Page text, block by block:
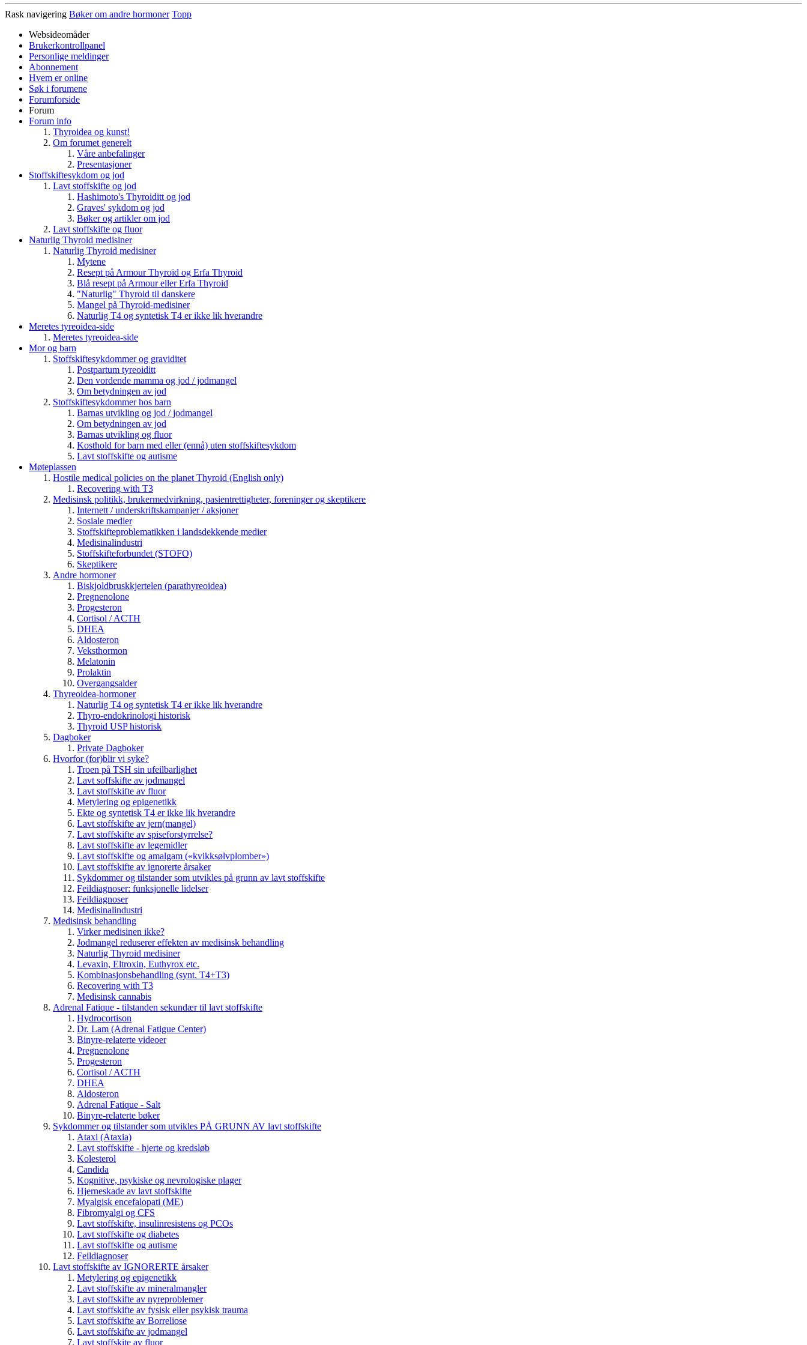
Rask navigering Bøker om andre hormoner Topp
Websideomåder
Brukerkontrollpanel
Personlige meldinger
Abonnement
Hvem er online
Søk i forumene
Forumforside
Forum
Forum info
Thyroidea og kunst!
Om forumet generelt
Våre anbefalinger
Presentasjoner
Stoffskiftesykdom og jod
Lavt stoffskifte og jod
Hashimoto's Thyroiditt og jod
Graves' sykdom og jod
Bøker og artikler om jod
Lavt stoffskifte og fluor
Naturlig Thyroid medisiner
Naturlig Thyroid medisiner
Mytene
Resept på Armour Thyroid og Erfa Thyroid
Blå resept på Armour eller Erfa Thyroid
"Naturlig" Thyroid til danskere
Mangel på Thyroid-medisiner
Naturlig T4 og syntetisk T4 er ikke lik hverandre
Meretes tyreoidea-side
Meretes tyreoidea-side
Mor og barn
Stoffskiftesykdommer og graviditet
Postpartum tyreoiditt
Den vordende mamma og jod / jodmangel
Om betydningen av jod
Stoffskiftesykdommer hos barn
Barnas utvikling og jod / jodmangel
Om betydningen av jod
Barnas utvikling og fluor
Kosthold for barn med eller (ennå) uten stoffskiftesykdom
Lavt stoffskifte og autisme
Møteplassen
Hostile medical policies on the planet Thyroid (English only)
Recovering with T3
Medisinsk politikk, brukermedvirkning, pasientrettigheter, foreninger og skeptikere
Internett / underskriftskampanjer / aksjoner
Sosiale medier
Stoffskifteproblematikken i landsdekkende medier
Medisinalindustri
Stoffskifteforbundet (STOFO)
Skeptikere
Andre hormoner
Biskjoldbruskkjertelen (parathyreoidea)
Pregnenolone
Progesteron
Cortisol / ACTH
DHEA
Aldosteron
Veksthormon
Melatonin
Prolaktin
Overgangsalder
Thyreoidea-hormoner
Naturlig T4 og syntetisk T4 er ikke lik hverandre
Thyro-endokrinologi historisk
Thyroid USP historisk
Dagboker
Private Dagboker
Hvorfor (for)blir vi syke?
Troen på TSH sin ufeilbarlighet
Lavt soffskifte av jodmangel
Lavt stoffskifte av fluor
Metylering og epigenetikk
Ekte og syntetisk T4 er ikke lik hverandre
Lavt stoffskifte av jern(mangel)
Lavt stoffskifte av spiseforstyrrelse?
Lavt stoffskifte av legemidler
Lavt stoffskifte og amalgam («kvikksølvplomber»)
Lavt stoffskifte av ignorerte årsaker
Sykdommer og tilstander som utvikles på grunn av lavt stoffskifte
Feildiagnoser: funksjonelle lidelser
Feildiagnoser
Medisinalindustri
Medisinsk behandling
Virker medisinen ikke?
Jodmangel reduserer effekten av medisinsk behandling
Naturlig Thyroid medisiner
Levaxin, Eltroxin, Euthyrox etc.
Kombinasjonsbehandling (synt. T4+T3)
Recovering with T3
Medisinsk cannabis
Adrenal Fatique - tilstanden sekundær til lavt stoffskifte
Hydrocortison
Dr. Lam (Adrenal Fatigue Center)
Binyre-relaterte videoer
Pregnenolone
Progesteron
Cortisol / ACTH
DHEA
Aldosteron
Adrenal Fatique - Salt
Binyre-relaterte bøker
Sykdommer og tilstander som utvikles PÅ GRUNN AV lavt stoffskifte
Ataxi (Ataxia)
Lavt stoffskifte - hjerte og kredsløb
Kolesterol
Candida
Kognitive, psykiske og nevrologiske plager
Hjerneskade av lavt stoffskifte
Myalgisk encefalopati (ME)
Fibromyalgi og CFS
Lavt stoffskifte, insulinresistens og PCOs
Lavt stoffskifte og diabetes
Lavt stoffskifte og autisme
Feildiagnoser
Lavt stoffskifte av IGNORERTE årsaker
Metylering og epigenetikk
Lavt stoffskifte av mineralmangler
Lavt stoffskifte av nyreproblemer
Lavt stoffskifte av fysisk eller psykisk trauma
Lavt stoffskifte av Borreliose
Lavt stoffskifte av jodmangel
Lavt stoffskite av fluor